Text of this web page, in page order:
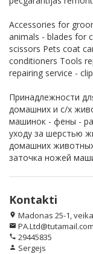
Accessories for
animals - blades for
scissors Pets coat
conditioners Tools
repairing service -
Принадлежности
домашних и с/х
машинок - фены -
уходу за шерстью
домашних
заточка ножей
Kontakti
location_on Madonas 25-1,
email PA.Ltd@tutamail.com
phone 29445835
person Sergejs